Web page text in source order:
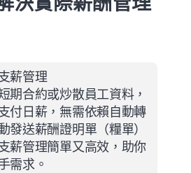
薪管理
期合約或炒散員工資料，
付日薪，無需依賴自動轉
發送薪酬證明單（糧單）
薪管理簡單又高效，助你
需求。